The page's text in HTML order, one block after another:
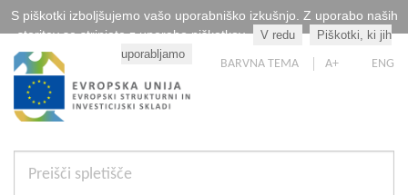
S piškotki izboljšujemo vašo uporabniško izkušnjo. Z uporabo naših
storitev se strinjate z uporabo piškotkov.
V redu
Piškotki, ki jih
uporabljamo
BARVNA TEMA A+ ENG